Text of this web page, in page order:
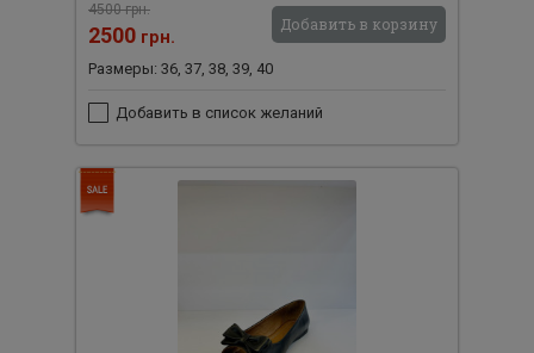
4500 грн.
2500 грн.
Добавить в корзину
Размеры: 36, 37, 38, 39, 40
Добавить в список желаний